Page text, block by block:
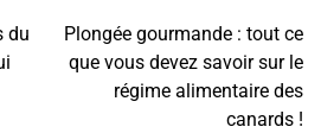
du
Plongée gourmande : tout ce
que vous devez savoir sur le
régime alimentaire des
canards !